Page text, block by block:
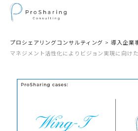
プロシェアリングコンサルティング >導入企業
マネジメント活性化によりビジョン実現に向け